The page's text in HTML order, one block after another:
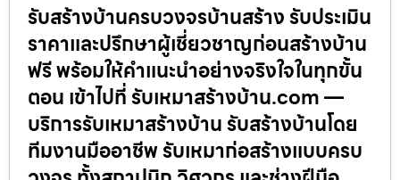
รับสร้างบ้านครบวงจรบ้านสร้าง รับประเมิน
ราคาและปรึกษาผู้เชี่ยวชาญก่อนสร้างบ้าน
ฟรี พร้อมให้คำแนะนำอย่างจริงใจในทุกขั้น
ตอน เข้าไปที่ รับเหมาสร้างบ้าน.com —
บริการรับเหมาสร้างบ้าน รับสร้างบ้านโดย
ทีมงานมืออาชีพ รับเหมาก่อสร้างแบบครบ